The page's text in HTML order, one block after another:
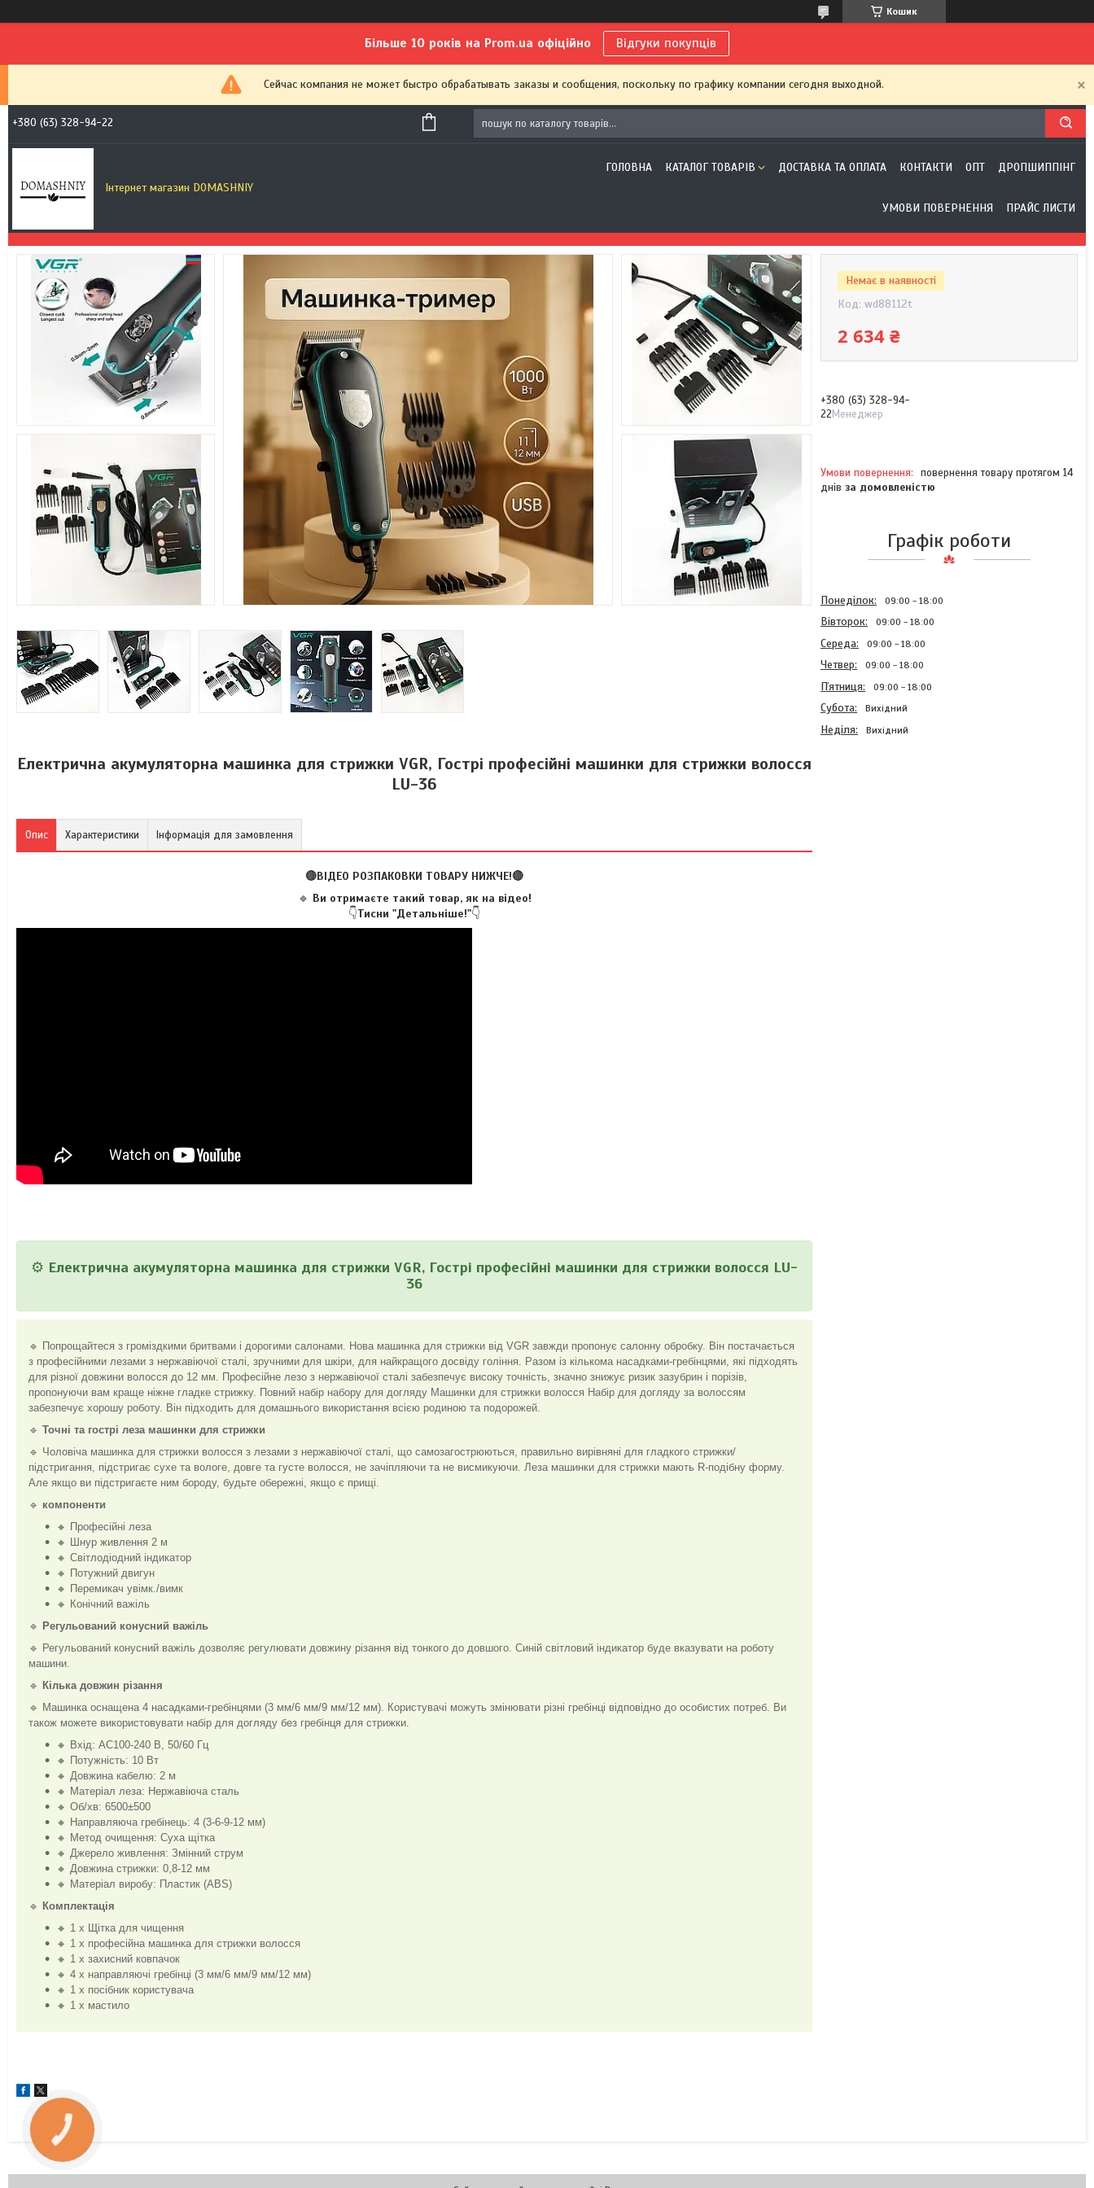
Кошик
Більше 10 років на Prom.ua офіційно Відгуки покупців
Сейчас компания не может быстро обрабатывать заказы и сообщения, поскольку по графику компании сегодня выходной.
+380 (63) 328-94-22
Інтернет магазин DOMASHNIY
ГОЛОВНА КАТАЛОГ ТОВАРІВ ДОСТАВКА ТА ОПЛАТА КОНТАКТИ ОПТ ДРОПШИППІНГ
УМОВИ ПОВЕРНЕННЯ ПРАЙС ЛИСТИ
Електрична акумуляторна машинка для стрижки VGR, Гострі професійні машинки для стрижки волосся
LU-36
Опис Характеристики Інформація для замовлення
🔴ВІДЕО РОЗПАКОВКИ ТОВАРУ НИЖЧЕ!🔴
🔹 Ви отримаєте такий товар, як на відео!
👇Тисни "Детальніше!"👇
⚙️ Електрична акумуляторна машинка для стрижки VGR, Гострі професійні машинки для стрижки волосся LU-
36
🔹 Попрощайтеся з громіздкими бритвами і дорогими салонами. Нова машинка для стрижки від VGR завжди пропонує салонну обробку. Він постачається
з професійними лезами з нержавіючої сталі, зручними для шкіри, для найкращого досвіду гоління. Разом із кількома насадками-гребінцями, які підходять
для різної довжини волосся до 12 мм. Професійне лезо з нержавіючої сталі забезпечує високу точність, значно знижує ризик зазубрин і порізів,
пропонуючи вам краще ніжне гладке стрижку. Повний набір набору для догляду Машинки для стрижки волосся Набір для догляду за волоссям
забезпечує хорошу роботу. Він підходить для домашнього використання всією родиною та подорожей.
🔹 Точні та гострі леза машинки для стрижки
🔹 Чоловіча машинка для стрижки волосся з лезами з нержавіючої сталі, що самозагострюються, правильно вирівняні для гладкого стрижки/
підстригання, підстригає сухе та вологе, довге та густе волосся, не зачіпляючи та не висмикуючи. Леза машинки для стрижки мають R-подібну форму.
Але якщо ви підстригаєте ним бороду, будьте обережні, якщо є прищі.
🔹 компоненти
🔸 Професійні леза
🔸 Шнур живлення 2 м
🔸 Світлодіодний індикатор
🔸 Потужний двигун
🔸 Перемикач увімк./вимк
🔸 Конічний важіль
🔹 Регульований конусний важіль
🔹 Регульований конусний важіль дозволяє регулювати довжину різання від тонкого до довшого. Синій світловий індикатор буде вказувати на роботу
машини.
🔹 Кілька довжин різання
🔹 Машинка оснащена 4 насадками-гребінцями (3 мм/6 мм/9 мм/12 мм). Користувачі можуть змінювати різні гребінці відповідно до особистих потреб. Ви
також можете використовувати набір для догляду без гребінця для стрижки.
🔸 Вхід: AC100-240 В, 50/60 Гц
🔸 Потужність: 10 Вт
🔸 Довжина кабелю: 2 м
🔸 Матеріал леза: Нержавіюча сталь
🔸 Об/хв: 6500±500
🔸 Направляюча гребінець: 4 (3-6-9-12 мм)
🔸 Метод очищення: Суха щітка
🔸 Джерело живлення: Змінний струм
🔸 Довжина стрижки: 0,8-12 мм
🔸 Матеріал виробу: Пластик (ABS)
🔹 Комплектація
🔸 1 x Щітка для чищення
🔸 1 x професійна машинка для стрижки волосся
🔸 1 x захисний ковпачок
🔸 4 x направляючі гребінці (3 мм/6 мм/9 мм/12 мм)
🔸 1 х посібник користувача
🔸 1 x мастило
Немає в наявності
Код: wd88112t
2 634 ₴
+380 (63) 328-94-
22Менеджер
повернення товару протягом 14
днів за домовленістю
Графік роботи
Понеділок 09:00 18:00
Вівторок 09:00 18:00
Середа 09:00 18:00
Четвер 09:00 18:00
Пʼятниця 09:00 18:00
Субота Вихідний
Неділя Вихідний